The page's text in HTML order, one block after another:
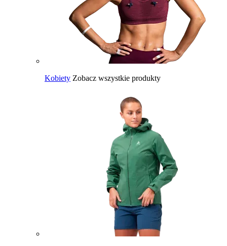
Kobiety Zobacz wszystkie produkty